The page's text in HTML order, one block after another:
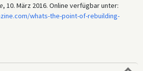
, 10. März 2016. Online verfügbar unter:
whats-the-point-of-rebuilding-